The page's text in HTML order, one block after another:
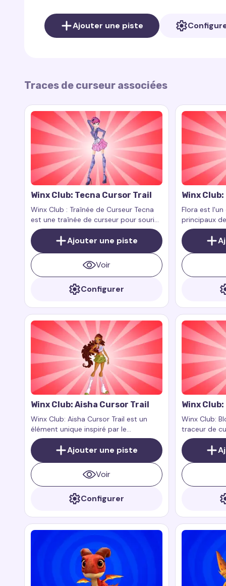
Musa, mais aussi d'autres merveilleux traceurs
Flora, Stella et Aisha. Chaque traceur de
Vous pouvez la télécharger ici :Cursor Trail sur
Ajouter une piste
Traces de curseur associées
Winx Club: Tecna Cursor Trail
Winx Club : Traînée de Curseur Tecna
est une traînée de curseur pour souris
qui ajoute un style moderne et
éclatant à votre navigateur. Inspirée
par Tecna, l’une des héroïnes
principales de la série animée Winx
Club, cette traînée de curseur reflète
son approche technologique, son
intelligence et son élégance.
Ajouter une piste
Voir
Configurer
Winx
Flora est
principaux
Club. Elle
un grand
vivants. Son
contrôler les
naturels, ce
harmonieux
floraux, et
beauté de la
avec le
Winx Club: Aisha Cursor Trail
Winx Club: Aisha Cursor Trail est un
élément unique inspiré par le
personnage Aisha, qui est la fée de
l'eau dans la série animée populaire
Winx Club.
Ajouter une piste
Voir
Configurer
Winx
Winx Club:
traceur de
Bloom, la